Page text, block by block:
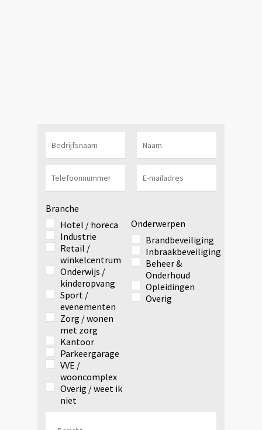
Branche
Hotel / horeca
Industrie
Retail /
winkelcentrum
Onderwijs /
kinderopvang
Sport /
evenementen
Zorg / wonen
met zorg
Kantoor
Parkeergarage
VVE /
wooncomplex
Overig / weet ik
niet
Onderwerpen
Brandbeveiliging
Inbraakbeveiliging
Beheer &
Onderhoud
Opleidingen
Overig